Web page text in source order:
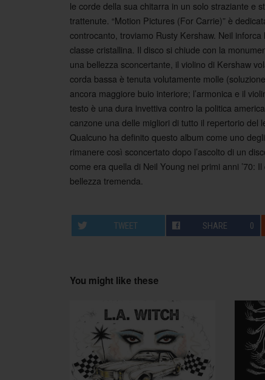
Post navigation
le corde della sua chitarra in un solo straziante e
trattenute. “Motion Pictures (For Carrie)” è
controcanto, troviamo Rusty Kershaw. Neil
classe cristallina. Il disco si chiude con la
una bellezza sconcertante, il violino di Kershaw
corda bassa è tenuta volutamente molle
ancora maggiore buio interiore; l’armonica e il
testo è una dura invettiva contro la politica
canzone una delle migliori di tutto il repertorio del
Qualcuno ha definito questo album come uno
rimanere così sconcertato dopo l’ascolto di un
come era quella di Neil Young nei primi anni ’70:
bellezza tremenda.
TWEET SHARE 0
You might like these